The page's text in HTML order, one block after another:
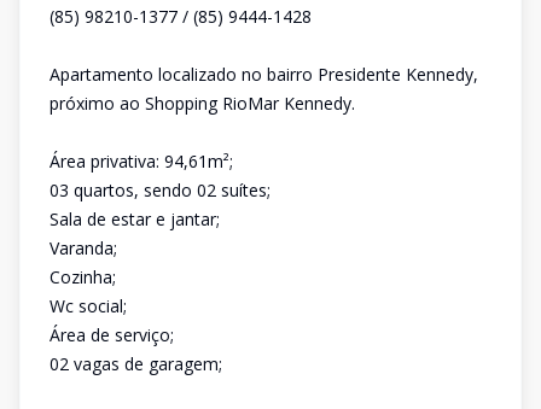
(85) 98210-1377 / (85) 9444-1428
Apartamento localizado no bairro Presidente Kennedy,
próximo ao Shopping RioMar Kennedy.
Área privativa: 94,61m²;
03 quartos, sendo 02 suítes;
Sala de estar e jantar;
Varanda;
Cozinha;
Wc social;
Área de serviço;
02 vagas de garagem;